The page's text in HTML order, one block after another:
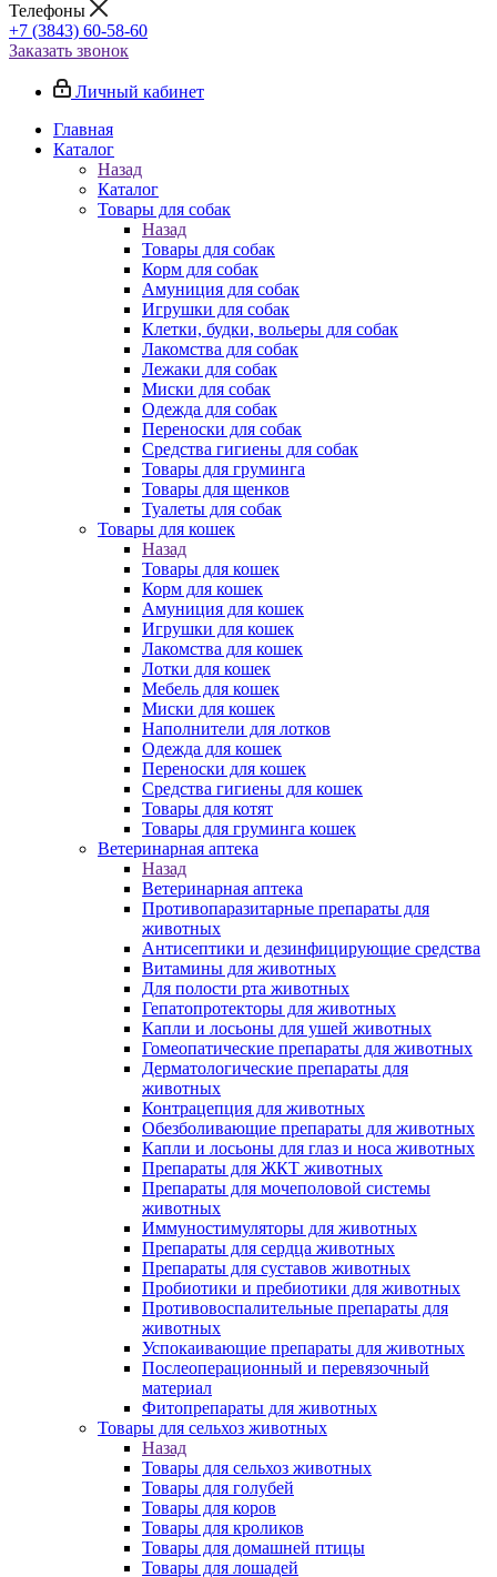
Телефоны
+7 (3843) 60-58-60
Заказать звонок
Личный кабинет
Главная
Каталог
Назад
Каталог
Товары для собак
Назад
Товары для собак
Корм для собак
Амуниция для собак
Игрушки для собак
Клетки, будки, вольеры для собак
Лакомства для собак
Лежаки для собак
Миски для собак
Одежда для собак
Переноски для собак
Средства гигиены для собак
Товары для груминга
Товары для щенков
Туалеты для собак
Товары для кошек
Назад
Товары для кошек
Корм для кошек
Амуниция для кошек
Игрушки для кошек
Лакомства для кошек
Лотки для кошек
Мебель для кошек
Миски для кошек
Наполнители для лотков
Одежда для кошек
Переноски для кошек
Средства гигиены для кошек
Товары для котят
Товары для груминга кошек
Ветеринарная аптека
Назад
Ветеринарная аптека
Противопаразитарные препараты для
животных
Антисептики и дезинфицирующие средства
Витамины для животных
Для полости рта животных
Гепатопротекторы для животных
Капли и лосьоны для ушей животных
Гомеопатические препараты для животных
Дерматологические препараты для
животных
Контрацепция для животных
Обезболивающие препараты для животных
Капли и лосьоны для глаз и носа животных
Препараты для ЖКТ животных
Препараты для мочеполовой системы
животных
Иммуностимуляторы для животных
Препараты для сердца животных
Препараты для суставов животных
Пробиотики и пребиотики для животных
Противовоспалительные препараты для
животных
Успокаивающие препараты для животных
Послеоперационный и перевязочный
материал
Фитопрепараты для животных
Товары для сельхоз животных
Назад
Товары для сельхоз животных
Товары для голубей
Товары для коров
Товары для кроликов
Товары для домашней птицы
Товары для лошадей